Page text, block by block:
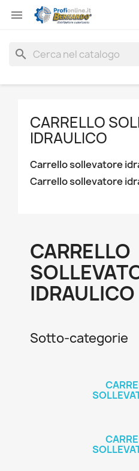

search
CARRELLO
IDRAULICO
Carrello sollevatore
Carrello sollevatore
CARRELLO
IDRAULICO
Sotto-categorie